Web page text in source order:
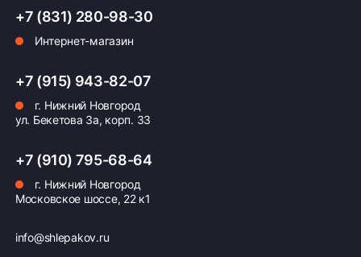
Оплата заказа
Возможна картой, наличными при получении,
формирование счёта для Юр.Лица
+7 (831) 280-98-30
Интернет-магазин
+7 (915) 943-82-07
г. Нижний Новгород
ул. Бекетова 3а, корп. 33
+7 (910) 795-68-64
г. Нижний Новгород
Московское шоссе, 22 к1
info@shlepakov.ru